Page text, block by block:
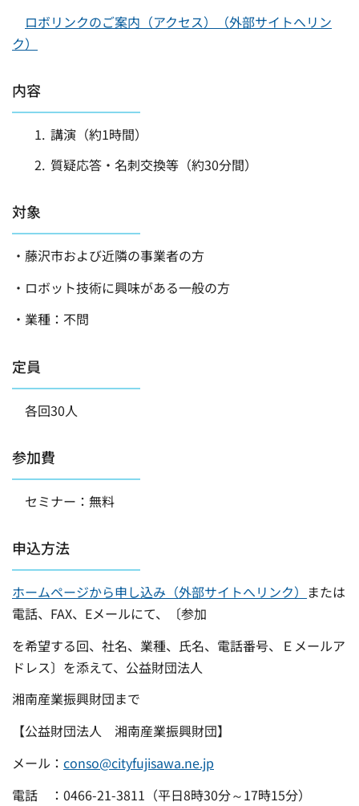
ロボリンクのご案内（アクセス）（外部サイトへリン
ク）
内容
講演（約1時間）
質疑応答・名刺交換等（約30分間）
対象
・藤沢市および近隣の事業者の方
・ロボット技術に興味がある一般の方
・業種：不問
定員
各回30人
参加費
セミナー：無料
申込方法
ホームページから申し込み（外部サイトへリンク） または
電話、FAX、Eメールにて、〔参加
を希望する回、社名、業種、氏名、電話番号、Ｅメールア
ドレス〕を添えて、公益財団法人
湘南産業振興財団まで
【公益財団法人 湘南産業振興財団】
メール： conso@cityfujisawa.ne.jp
電話 ：0466-21-3811（平日8時30分～17時15分）